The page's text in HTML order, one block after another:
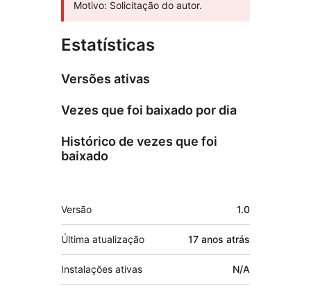
Motivo: Solicitação do autor.
Estatísticas
Versões ativas
Vezes que foi baixado por dia
Histórico de vezes que foi
baixado
Meta
Versão 1.0
Última atualização 17 anos atrás
Instalações ativas N/A